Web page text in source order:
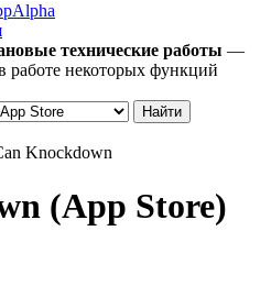
Alpha
технические работы —
работе некоторых функций
Knockdown
(App Store)